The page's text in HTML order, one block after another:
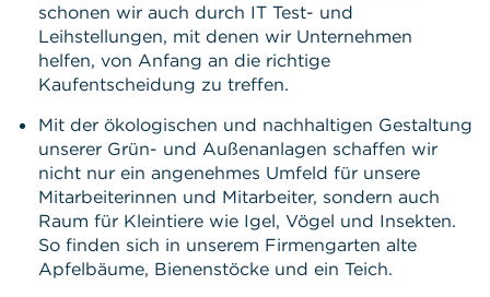
schonen wir auch durch IT Test- und
Leihstellungen, mit denen wir Unternehmen
helfen, von Anfang an die richtige
Kaufentscheidung zu treffen.
Mit der ökologischen und nachhaltigen Gestaltung
unserer Grün- und Außenanlagen schaffen wir
nicht nur ein angenehmes Umfeld für unsere
Mitarbeiterinnen und Mitarbeiter, sondern auch
Raum für Kleintiere wie Igel, Vögel und Insekten.
So finden sich in unserem Firmengarten alte
Apfelbäume, Bienenstöcke und ein Teich.